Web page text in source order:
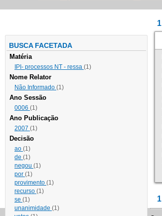
BUSCA FACETADA
Matéria
IPI- processos NT - ressa (1)
Nome Relator
Não Informado (1)
Ano Sessão
0006 (1)
Ano Publicação
2007 (1)
Decisão
ao (1)
de (1)
negou (1)
por (1)
provimento (1)
recurso (1)
se (1)
unanimidade (1)
1
1